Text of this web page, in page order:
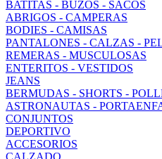
BATITAS - BUZOS - SACOS
ABRIGOS - CAMPERAS
BODIES - CAMISAS
PANTALONES - CALZAS -
REMERAS - MUSCULOSAS
ENTERITOS - VESTIDOS
JEANS
BERMUDAS - SHORTS -
ASTRONAUTAS -
CONJUNTOS
DEPORTIVO
ACCESORIOS
CALZADO